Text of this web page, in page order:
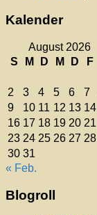
Kalender
August 2026
S
M D M D F
2
3 4 5 6 7
9
10 11 12 13 14
16 17 18 19 20 21
23 24 25 26 27 28
30 31
« Feb.
Blogroll